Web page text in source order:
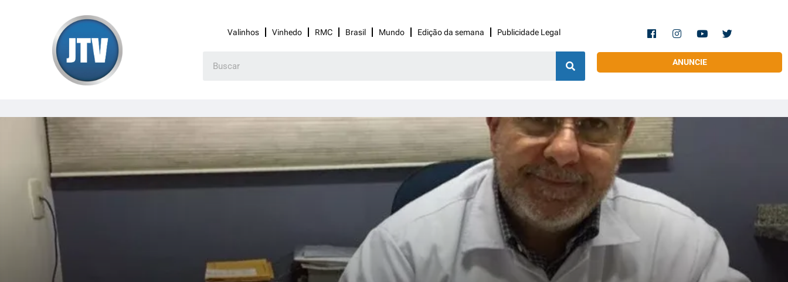
Valinhos Vinhedo RMC Brasil Mundo Edição da semana Publicidade Legal
ANUNCIE